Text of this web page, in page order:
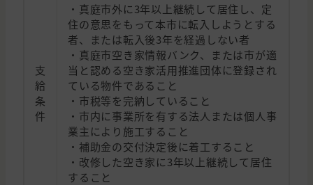
支
給
条
件
・真庭市外に3年以上継続して居住し、定
住の意思をもって本市に転入しようとする
者、または転入後3年を経過しない者
・真庭市空き家情報バンク、または市が適
当と認める空き家活用推進団体に登録され
ている物件であること
・市税等を完納していること
・市内に事業所を有する法人または個人事
業主により施工すること
・補助金の交付決定後に着工すること
・改修した空き家に3年以上継続して居住
すること